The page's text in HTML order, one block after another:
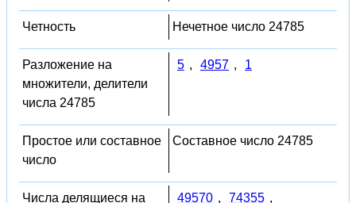
Четность Нечетное число 24785
Разложение на
множители, делители
числа 24785
5 , 4957 , 1
Простое или составное
число
Составное число 24785
Числа делящиеся на
49570 , 74355 ,